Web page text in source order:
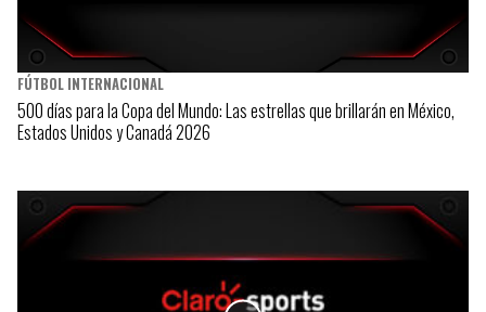
FÚTBOL INTERNACIONAL
500 días para la Copa del Mundo: Las estrellas que brillarán en México,
Estados Unidos y Canadá 2026